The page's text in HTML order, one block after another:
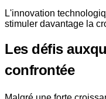
L'innovation
stimuler davantage la
Les défis
confrontée